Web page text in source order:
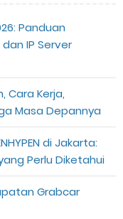
Panduan
IP Server
Cara Kerja,
Masa Depannya
di Jakarta:
Perlu Diketahui
Grabcar